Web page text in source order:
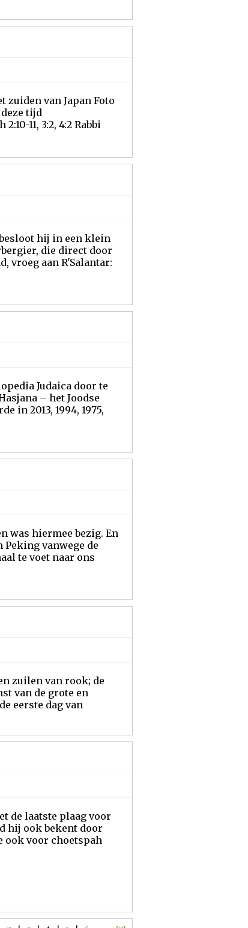
zuiden van Japan Foto
tijd
11, 3:2, 4:2 Rabbi
hij in een klein
die direct door
vroeg aan R'Salantar:
Judaica door te
– het Joodse
in 2013, 1994, 1975,
was hiermee bezig. En
vanwege de
te voet naar ons
zuilen van rook; de
van de grote en
eerste dag van
de laatste plaag voor
hij ook bekent door
ook voor choetspah